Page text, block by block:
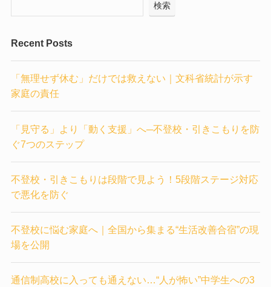
検索
Recent Posts
「無理せず休む」だけでは救えない｜文科省統計が示す
家庭の責任
「見守る」より「動く支援」へ─不登校・引きこもりを防
ぐ7つのステップ
不登校・引きこもりは段階で見よう！5段階ステージ対応
で悪化を防ぐ
不登校に悩む家庭へ｜全国から集まる“生活改善合宿”の現
場を公開
通信制高校に入っても通えない…“人が怖い”中学生への3